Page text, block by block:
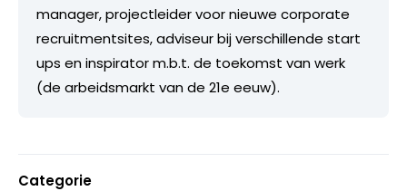
manager, projectleider voor nieuwe corporate
recruitmentsites, adviseur bij verschillende start
ups en inspirator m.b.t. de toekomst van werk
(de arbeidsmarkt van de 21e eeuw).
Categorie